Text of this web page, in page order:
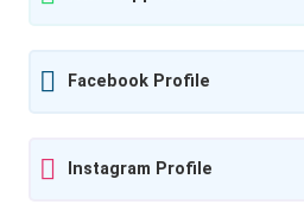
Facebook Profile
Instagram Profile